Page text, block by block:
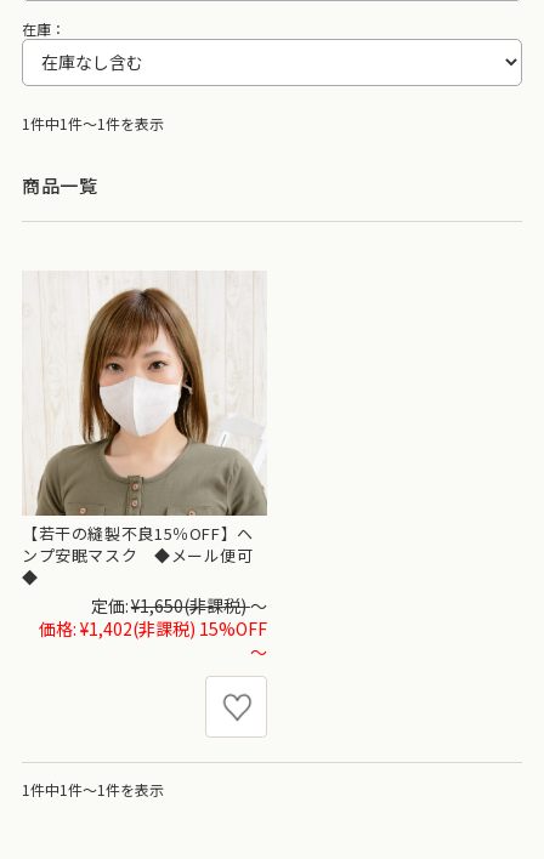
在庫：
1件中1件～1件を表示
商品一覧
【若干の縫製不良15％OFF】ヘ
ンプ安眠マスク ◆メール便可
◆
定価:¥1,650(非課税)～
価格: ¥1,402(非課税) 15%OFF
～
1件中1件～1件を表示